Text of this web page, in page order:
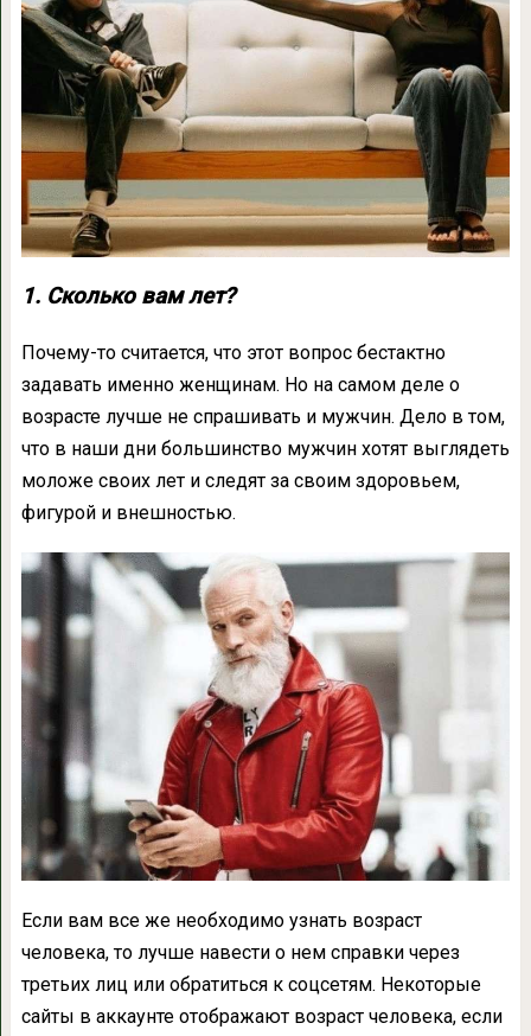
1. Сколько вам лет?
Почему-то считается, что этот вопрос бестактно
задавать именно женщинам. Но на самом деле о
возрасте лучше не спрашивать и мужчин. Дело в том,
что в наши дни большинство мужчин хотят выглядеть
моложе своих лет и следят за своим здоровьем,
фигурой и внешностью.
Если вам все же необходимо узнать возраст
человека, то лучше навести о нем справки через
третьих лиц или обратиться к соцсетям. Некоторые
сайты в аккаунте отображают возраст человека, если